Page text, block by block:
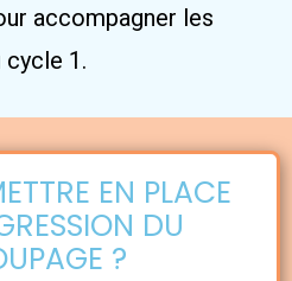
accompagner les
cycle 1.
EN PLACE
DU
?